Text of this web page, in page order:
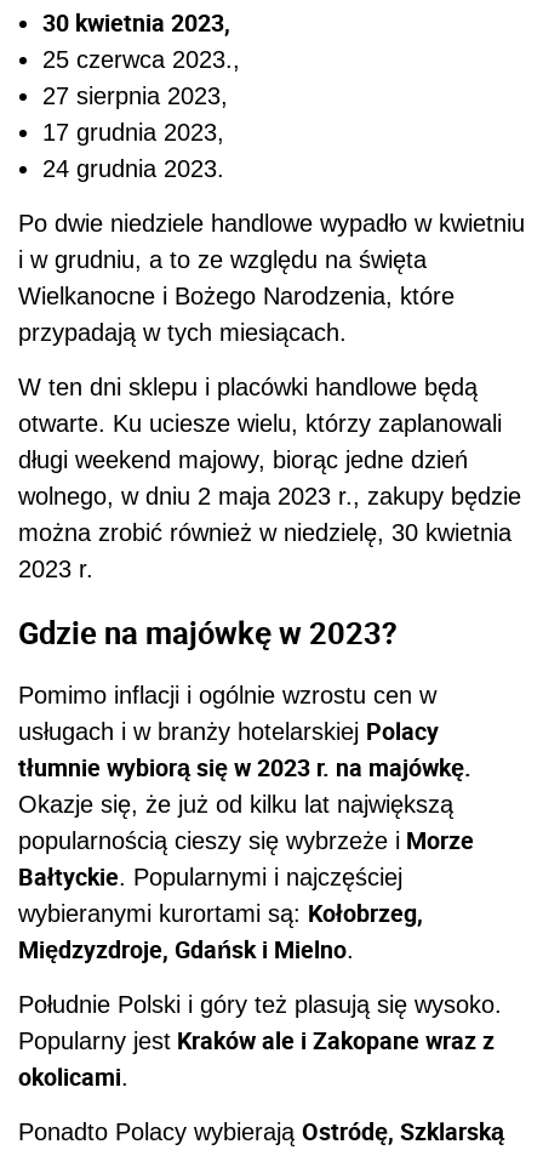
30 kwietnia 2023,
25 czerwca 2023.,
27 sierpnia 2023,
17 grudnia 2023,
24 grudnia 2023.
Po dwie niedziele handlowe wypadło w kwietniu
i w grudniu, a to ze względu na święta
Wielkanocne i Bożego Narodzenia, które
przypadają w tych miesiącach.
W ten dni sklepu i placówki handlowe będą
otwarte. Ku uciesze wielu, którzy zaplanowali
długi weekend majowy, biorąc jedne dzień
wolnego, w dniu 2 maja 2023 r., zakupy będzie
można zrobić również w niedzielę, 30 kwietnia
2023 r.
Gdzie na majówkę w 2023?
Pomimo inflacji i ogólnie wzrostu cen w
usługach i w branży hotelarskiej Polacy
tłumnie wybiorą się w 2023 r. na majówkę.
Okazje się, że już od kilku lat największą
popularnością cieszy się wybrzeże i Morze
Bałtyckie. Popularnymi i najczęściej
wybieranymi kurortami są: Kołobrzeg,
Międzyzdroje, Gdańsk i Mielno.
Południe Polski i góry też plasują się wysoko.
Popularny jest Kraków ale i Zakopane wraz z
okolicami.
Ponadto Polacy wybierają Ostródę, Szklarską